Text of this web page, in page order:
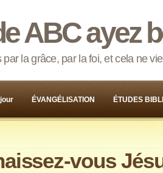
ABC ayez
la grâce, par la foi, et cela ne
ÉVANGÉLISATION ÉTUDES
vous